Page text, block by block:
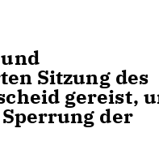
Sitzung des
gereist,
der